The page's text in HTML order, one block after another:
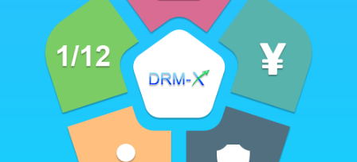
灵活权限管理
强大的在线控制面板
各种商业模式